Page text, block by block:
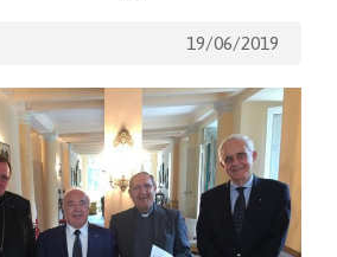
19/06/2019